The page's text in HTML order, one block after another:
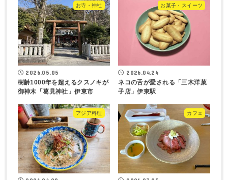
お寺・神社
2026.05.05
樹齢1000年を超えるクスノキが
御神木「葛見神社」伊東市
お菓子・スイーツ
2026.04.24
ネコの舌が愛される「三木洋菓
子店」伊東駅
アジア料理 カフェ